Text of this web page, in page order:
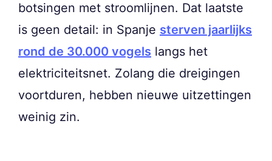
botsingen met stroomlijnen. Dat laatste
is geen detail: in Spanje sterven jaarlijks
rond de 30.000 vogels langs het
elektriciteitsnet. Zolang die dreigingen
voortduren, hebben nieuwe uitzettingen
weinig zin.